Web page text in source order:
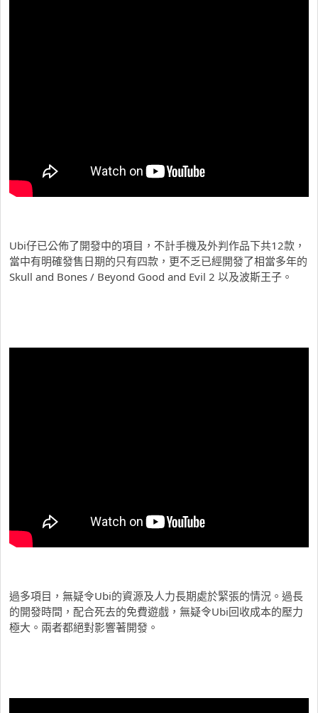
Ubi仔已公佈了開發中的項目，不計手機及外判作品下共12款，
當中有明確發售日期的只有四款，更不乏已經開發了相當多年的
Skull and Bones / Beyond Good and Evil 2 以及波斯王子。
過多項目，無疑令Ubi的資源及人力長期處於緊張的情況。過長
的開發時間，配合死去的免費遊戲，無疑令Ubi回收成本的壓力
極大。兩者都絕對影響著開發。